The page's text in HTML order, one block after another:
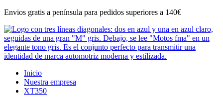
Ir
contenido
Envios gratis a península para pedidos superiores a 140€
Inicio
Nuestra empresa
XT350